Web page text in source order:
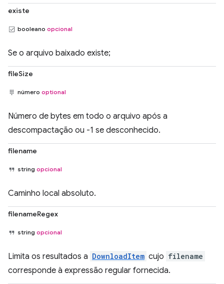
existe
booleano opcional
Se o arquivo baixado existe;
fileSize
número optional
Número de bytes em todo o arquivo após a
descompactação ou -1 se desconhecido.
filename
string opcional
Caminho local absoluto.
filenameRegex
string opcional
Limita os resultados a DownloadItem cujo filename
corresponde à expressão regular fornecida.